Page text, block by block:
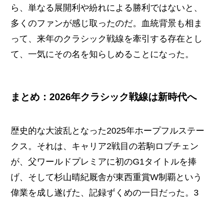
ら、単なる展開利や紛れによる勝利ではないと、
多くのファンが感じ取ったのだ。血統背景も相ま
って、来年のクラシック戦線を牽引する存在とし
て、一気にその名を知らしめることになった。
まとめ：2026年クラシック戦線は新時代へ
歴史的な大波乱となった2025年ホープフルステー
クス。それは、キャリア2戦目の若駒ロブチェン
が、父ワールドプレミアに初のG1タイトルを捧
げ、そして杉山晴紀厩舎が東西重賞W制覇という
偉業を成し遂げた、記録ずくめの一日だった。3